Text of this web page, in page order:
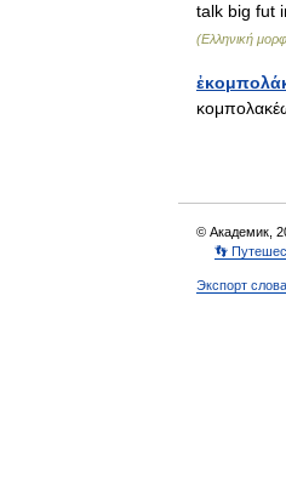
talk big fut
(Ελληνική
© Академик,
👣
Экспорт